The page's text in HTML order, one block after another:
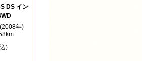
DS イン
年)
)